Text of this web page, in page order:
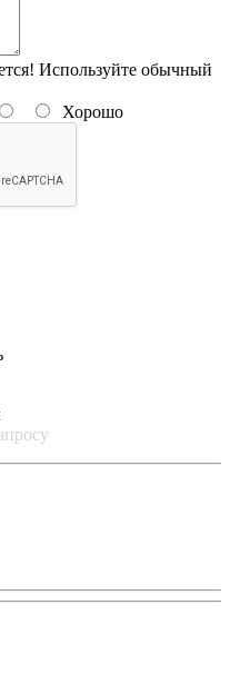
Используйте обычный
Хорошо